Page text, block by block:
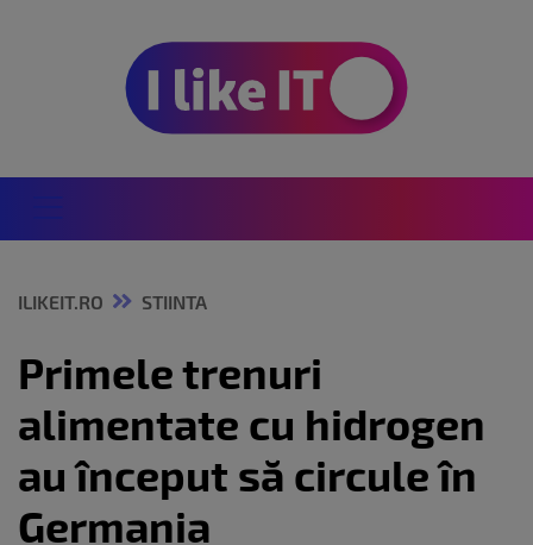
ILIKEIT.RO STIINTA
Primele trenuri
alimentate cu hidrogen
au început să circule în
Germania